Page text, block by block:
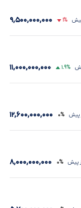
۱% ۹,۵۰۰,۰۰۰,۰۰۰
۱.۹% ۱۱,۰۰۰,۰۰۰,۰۰۰
۰% ۱۲,۶۰۰,۰۰۰,۰۰۰
۰% ۸,۰۰۰,۰۰۰,۰۰۰